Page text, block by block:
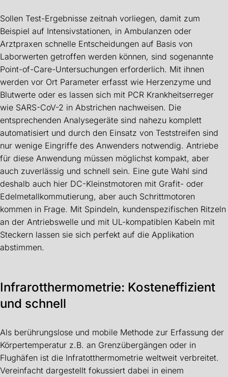
Sollen Test-Ergebnisse zeitnah vorliegen, damit zum
Beispiel auf Intensivstationen, in Ambulanzen oder
Arztpraxen schnelle Entscheidungen auf Basis von
Laborwerten getroffen werden können, sind sogenannte
Point-of-Care-Untersuchungen erforderlich. Mit ihnen
werden vor Ort Parameter erfasst wie Herzenzyme und
Blutwerte oder es lassen sich mit PCR Krankheitserreger
wie SARS-CoV-2 in Abstrichen nachweisen. Die
entsprechenden Analysegeräte sind nahezu komplett
automatisiert und durch den Einsatz von Teststreifen sind
nur wenige Eingriffe des Anwenders notwendig. Antriebe
für diese Anwendung müssen möglichst kompakt, aber
auch zuverlässig und schnell sein. Eine gute Wahl sind
deshalb auch hier DC-Kleinstmotoren mit Grafit- oder
Edelmetallkommutierung, aber auch Schrittmotoren
kommen in Frage. Mit Spindeln, kundenspezifischen Ritzeln
an der Antriebswelle und mit UL-kompatiblen Kabeln mit
Steckern lassen sie sich perfekt auf die Applikation
abstimmen.
Infrarotthermometrie: Kosteneffizient
und schnell
Als berührungslose und mobile Methode zur Erfassung der
Körpertemperatur z.B. an Grenzübergängen oder in
Flughäfen ist die Infratotthermometrie weltweit verbreitet.
Vereinfacht dargestellt fokussiert dabei in einem